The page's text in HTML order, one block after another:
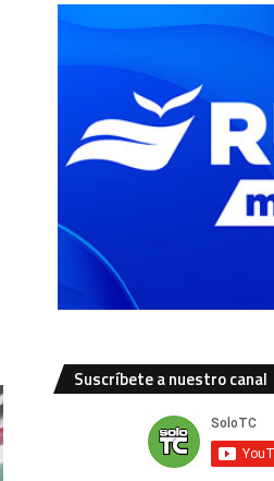
Suscríbete a nuestro canal